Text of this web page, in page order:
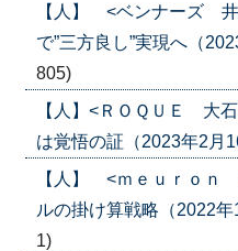
【人】 <ベンナーズ 井
で”三方良し”実現へ（
805)
【人】<ＲＯＱＵＥ 大
は覚悟の証（2023年2月
【人】 <ｍｅｕｒｏｎ
ルの掛け算戦略（2022
1)